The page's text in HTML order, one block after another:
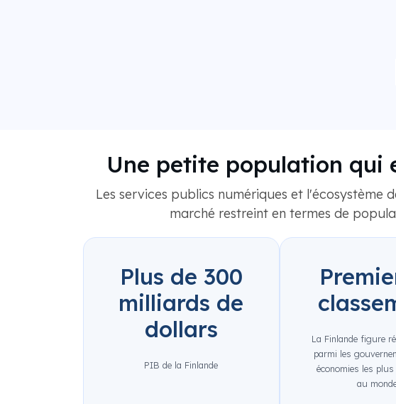
Une petite population qui
Les services publics numériques et
marché restreint en termes de
Plus de 300
milliards de
dollars
PIB de la Finlande
La Finlande figure
parmi les
économies les
au